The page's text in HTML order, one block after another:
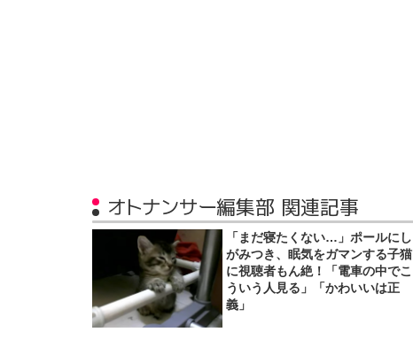
オトナンサー編集部 関連記事
「まだ寝たくない…」ポールにし
がみつき、眠気をガマンする子猫
に視聴者もん絶！「電車の中でこ
ういう人見る」「かわいいは正
義」